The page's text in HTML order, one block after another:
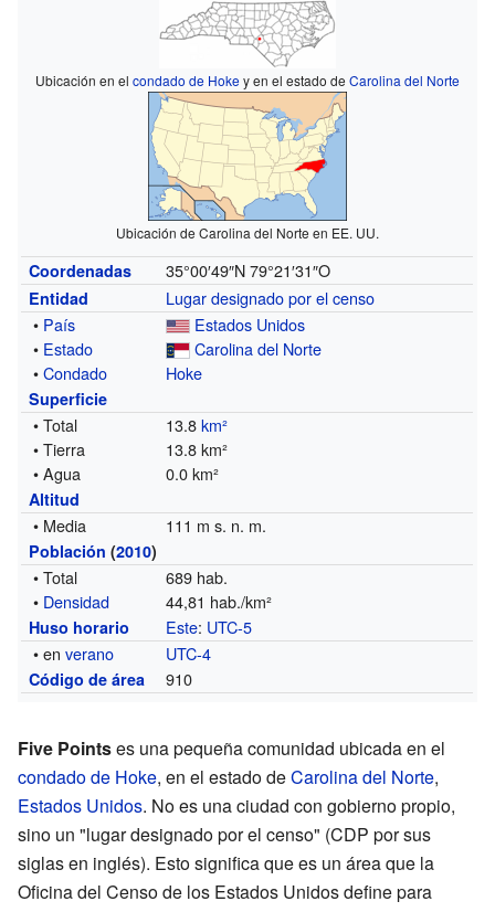
Ubicación en el condado de Hokey en el estado de Carolina del Norte
Ubicación de Carolina del Norte en EE. UU.
Coordenadas 35°00′49″N 79°21′31″O
Entidad
Lugar designado por el censo
• País
Estados Unidos
• Estado
Carolina del Norte
•Condado Hoke
Superficie
• Total 13.8km²
• Tierra
13.8 km²
• Agua
0.0 km²
Altitud
• Media 111 m s. n. m.
Población (2010)
• Total
689 hab.
• Densidad 44,81 hab./km²
Huso horario Este: UTC-5
• enverano UTC-4
Código de área 910
Five Pointses una pequeña comunidad ubicada en el
condado de Hoke, en el estado deCarolina del Norte,
Estados Unidos. No es una ciudad con gobierno propio,
sino un "lugar designado por el censo" (CDP por sus
siglas en inglés). Esto significa que es un área que la
Oficina del Censo de los Estados Unidos define para